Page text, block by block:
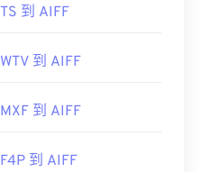
TS 到 AIFF
WTV 到 AIFF
MXF 到 AIFF
F4P 到 AIFF